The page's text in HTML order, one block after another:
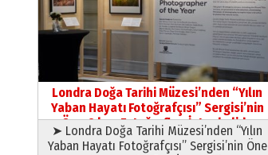
HAVVA’NIN ÜÇ KIZI
09 Temmuz 2026 Perşembe
Yusuf POLAT
Şampiyonluk Sebahattin
Şirin’e yazar
11 Mayıs 2026 Pazartesi
Londra Doğa Tarihi Müzesi’nden “Yılın
Yaban Hayatı Fotoğrafçısı” Sergisi’nin
Öne Çıkan Fotoğrafları İstanbul’da
➤ Londra Doğa Tarihi Müzesi’nden “Yılın
Yaban Hayatı Fotoğrafçısı” Sergisi’nin Öne